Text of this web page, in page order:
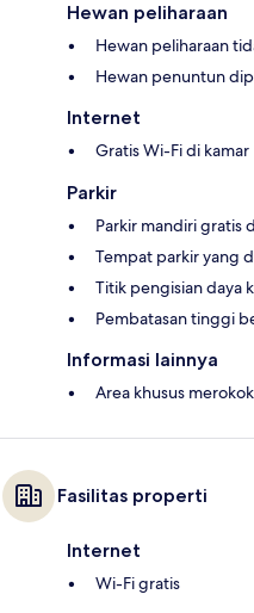
Hewan peliharaan
Hewan peliharaan
Hewan penuntun
Internet
Gratis Wi-Fi di kamar
Parkir
Parkir mandiri gratis
Tempat parkir yang
Titik pengisian daya
Pembatasan tinggi
Informasi lainnya
Area khusus merokok
Fasilitas properti
Internet
Wi-Fi gratis